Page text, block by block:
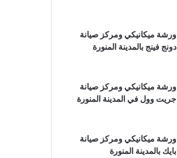
ورشة ميكانيكي ومركز صيانة
دونج فينج بالمدينة المنورة
ورشة ميكانيكي ومركز صيانة
جريت وول في المدينة المنورة
ورشة ميكانيكي ومركز صيانة
بايك بالمدينة المنورة